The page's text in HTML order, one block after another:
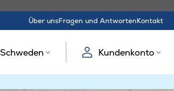
Über unsFragen und AntwortenKontakt
Schweden Kundenkonto